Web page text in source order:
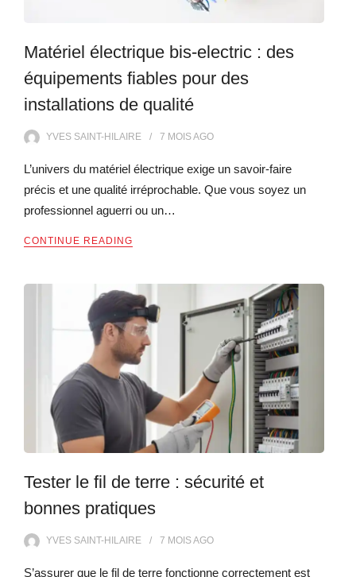
Matériel électrique bis-electric : des
équipements fiables pour des
installations de qualité
YVES SAINT-HILAIRE 7 MOISAGO
L’univers du matériel électrique exige un savoir-faire
précis et une qualité irréprochable. Que vous soyez un
professionnel aguerri ou un…
CONTINUE READING
Tester le fil de terre : sécurité et
bonnes pratiques
YVES SAINT-HILAIRE 7 MOISAGO
S’assurer que le fil de terre fonctionne correctement est